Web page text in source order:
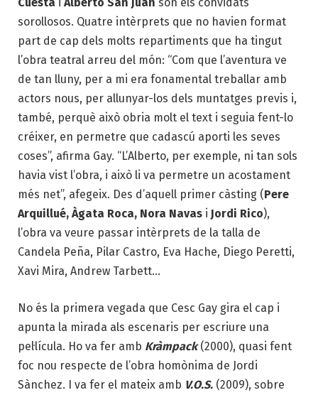
sorollosos. Quatre intèrprets que no havien format
part de cap dels molts repartiments que ha tingut
l’obra teatral arreu del món: “Com que l’aventura ve
de tan lluny, per a mi era fonamental treballar amb
actors nous, per allunyar-los dels muntatges previs i,
també, perquè això obria molt el text i seguia fent-lo
créixer, en permetre que cadascú aporti les seves
coses”, afirma Gay. “L’Alberto, per exemple, ni tan sols
havia vist l’obra, i això li va permetre un acostament
més net”, afegeix. Des d’aquell primer càsting (Pere
Arquillué, Àgata Roca, Nora Navas i Jordi Rico),
l’obra va veure passar intèrprets de la talla de
Candela Peña, Pilar Castro, Eva Hache, Diego Peretti,
Xavi Mira, Andrew Tarbett…
No és la primera vegada que Cesc Gay gira el cap i
apunta la mirada als escenaris per escriure una
pel·lícula. Ho va fer amb Kràmpack (2000), quasi fent
foc nou respecte de l’obra homònima de Jordi
Sànchez. I va fer el mateix amb V.O.S. (2009), sobre